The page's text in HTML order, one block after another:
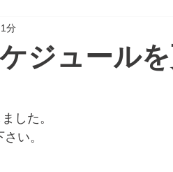
ジュール
分
した。
い。